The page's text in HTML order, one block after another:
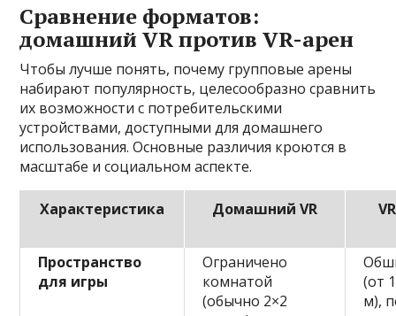
Сравнение форматов:
домашний VR против VR-арен
Чтобы лучше понять, почему групповые арены
набирают популярность, целесообразно сравнить
их возможности с потребительскими
устройствами, доступными для домашнего
использования. Основные различия кроются в
масштабе и социальном аспекте.
Характеристика Домашний VR
Пространство
для игры
Ограничено
комнатой
(обычно 2×2
(от
м),